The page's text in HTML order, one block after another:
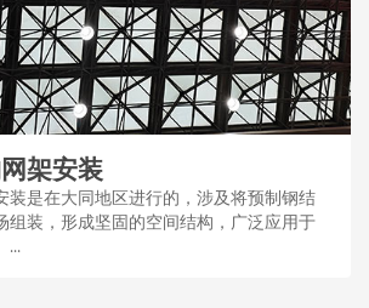
架安装
装是在大同地区进行的，涉及将预制钢结
组装，形成坚固的空间结构，广泛应用于
...